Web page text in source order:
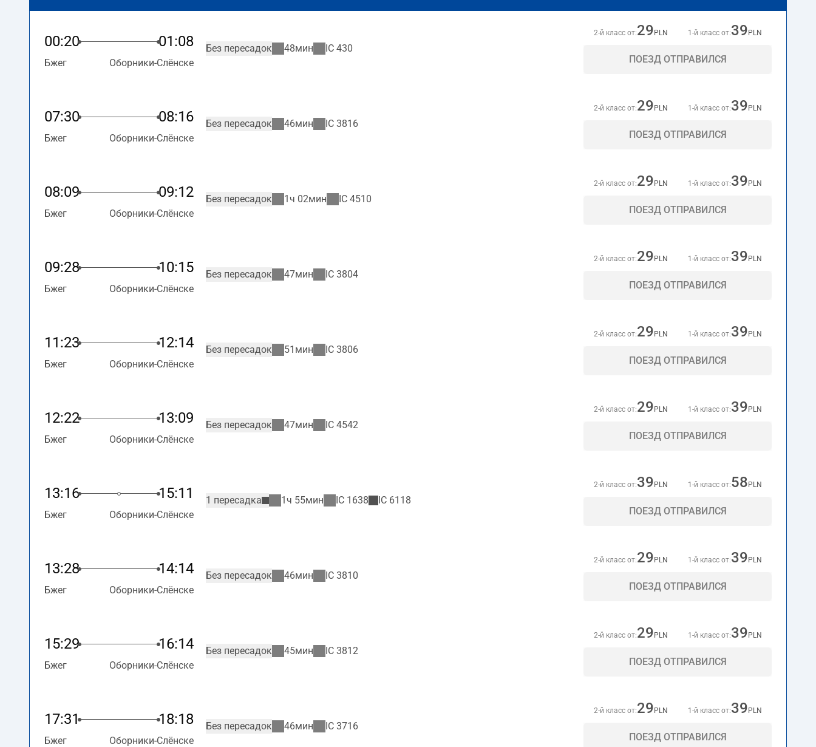
00:20 01:08
Бжег Оборники-Слёнске
Без пересадок 48мин IC 430
2-й класс от:29 PLN 1-й класс от:39 PLN
ПОЕЗД ОТПРАВИЛСЯ
07:30 08:16
Бжег Оборники-Слёнске
Без пересадок 46мин IC 3816
2-й класс от:29 PLN 1-й класс от:39 PLN
ПОЕЗД ОТПРАВИЛСЯ
08:09 09:12
Бжег Оборники-Слёнске
Без пересадок 1ч 02мин IC 4510
2-й класс от:29 PLN 1-й класс от:39 PLN
ПОЕЗД ОТПРАВИЛСЯ
09:28 10:15
Бжег Оборники-Слёнске
Без пересадок 47мин IC 3804
2-й класс от:29 PLN 1-й класс от:39 PLN
ПОЕЗД ОТПРАВИЛСЯ
11:23 12:14
Бжег Оборники-Слёнске
Без пересадок 51мин IC 3806
2-й класс от:29 PLN 1-й класс от:39 PLN
ПОЕЗД ОТПРАВИЛСЯ
12:22 13:09
Бжег Оборники-Слёнске
Без пересадок 47мин IC 4542
2-й класс от:29 PLN 1-й класс от:39 PLN
ПОЕЗД ОТПРАВИЛСЯ
13:16 15:11
Бжег Оборники-Слёнске
1 пересадка 1ч 55мин IC 1638 IC 6118
2-й класс от:39 PLN 1-й класс от:58 PLN
ПОЕЗД ОТПРАВИЛСЯ
13:28 14:14
Бжег Оборники-Слёнске
Без пересадок 46мин IC 3810
2-й класс от:29 PLN 1-й класс от:39 PLN
ПОЕЗД ОТПРАВИЛСЯ
15:29 16:14
Бжег Оборники-Слёнске
Без пересадок 45мин IC 3812
2-й класс от:29 PLN 1-й класс от:39 PLN
ПОЕЗД ОТПРАВИЛСЯ
17:31 18:18
Бжег Оборники-Слёнске
Без пересадок 46мин IC 3716
2-й класс от:29 PLN 1-й класс от:39 PLN
ПОЕЗД ОТПРАВИЛСЯ